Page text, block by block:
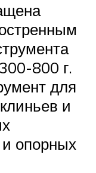
800 г.
для
и
и опорных